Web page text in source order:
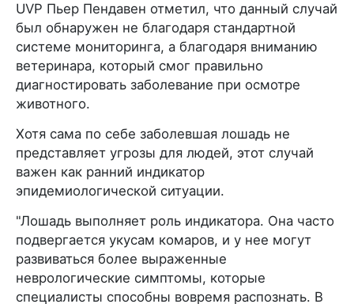
UVP Пьер Пендавен отметил, что данный случай
был обнаружен не благодаря стандартной
системе мониторинга, а благодаря вниманию
ветеринара, который смог правильно
диагностировать заболевание при осмотре
животного.
Хотя сама по себе заболевшая лошадь не
представляет угрозы для людей, этот случай
важен как ранний индикатор
эпидемиологической ситуации.
"Лошадь выполняет роль индикатора. Она часто
подвергается укусам комаров, и у нее могут
развиваться более выраженные
неврологические симптомы, которые
специалисты способны вовремя распознать. В